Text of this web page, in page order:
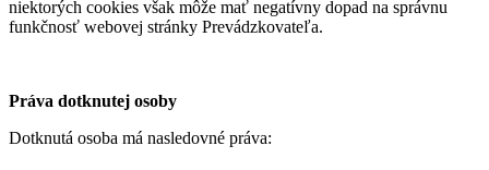
niektorých cookies však môže mať negatívny dopad na správnu
funkčnosť webovej stránky Prevádzkovateľa.
Práva dotknutej osoby
Dotknutá osoba má nasledovné práva: